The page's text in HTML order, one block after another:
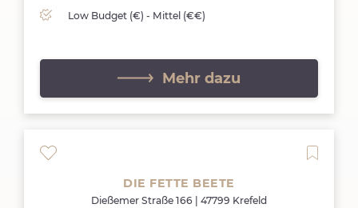
Low Budget (€) - Mittel (€€)
Mehr dazu
DIE FETTE BEETE
Dießemer Straße 166 | 47799 Krefeld